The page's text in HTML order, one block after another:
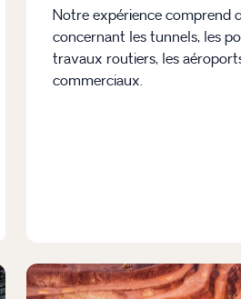
Notre expérience comprend
concernant les tunnels, les
travaux routiers, les
commerciaux.